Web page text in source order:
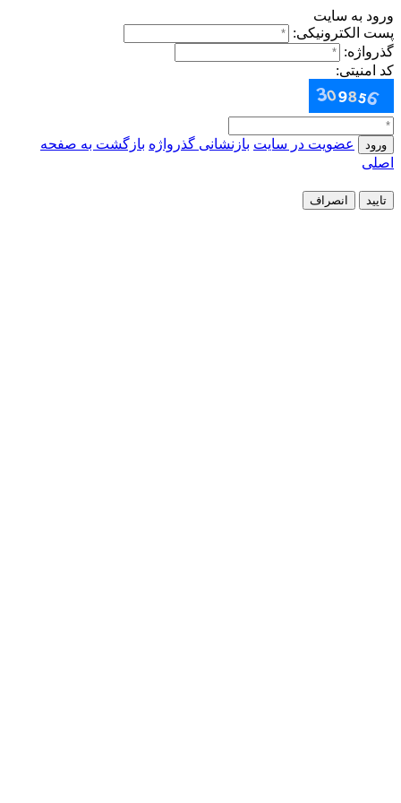
ورود به سایت
پست الکترونیکی:
گذرواژه:
کد امنیتی:
ورود عضویت در سایت بازنشانی گذرواژه بازگشت به صفحه
اصلی
تایید انصراف